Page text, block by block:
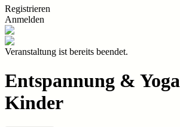
Registrieren
Anmelden
Veranstaltung ist bereits beendet.
Entspannung &
Kinder